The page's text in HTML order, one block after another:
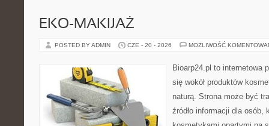
EKO-MAKIJAŻ
POSTED BY ADMIN CZE - 20 - 2026 MOŻLIWOŚĆ
Bioarp24.pl to internetowa
się wokół produktów
naturą. Strona może być
źródło informacji dla osób,